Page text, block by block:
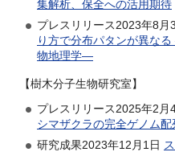
集解析、保全への活用期待
プレスリリース2023年8月
り方で分布パタンが異な
物地理学—
【樹木分子生物研究室】
プレスリリース2025年2月
シマザクラの完全ゲノム配
研究成果2023年12月1日